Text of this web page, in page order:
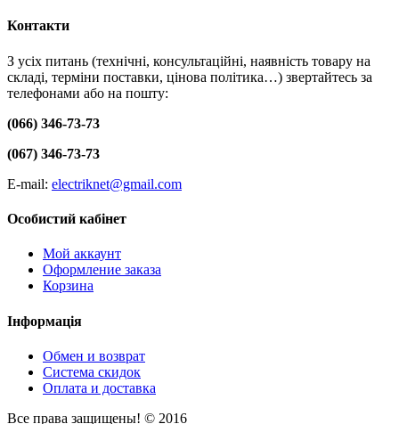
Контакти
З усіх питань (технічні, консультаційні, наявність товару на
складі, терміни поставки, цінова політика…) звертайтесь за
телефонами або на пошту:
(066) 346-73-73
(067) 346-73-73
E-mail: electriknet@gmail.com
Особистий кабінет
Мой аккаунт
Оформление заказа
Корзина
Інформація
Обмен и возврат
Система скидок
Оплата и доставка
Все права защищены! © 2016